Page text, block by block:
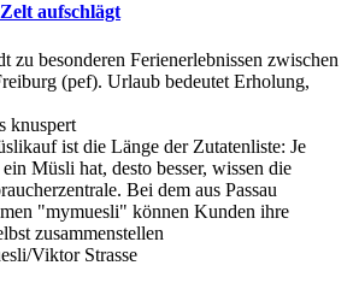
aufschlägt
zu besonderen Ferienerlebnissen zwischen
(pef). Urlaub bedeutet Erholung,
ist die Länge der Zutatenliste: Je
Müsli hat, desto besser, wissen die
Bei dem aus Passau
"mymuesli" können Kunden ihre
zusammenstellen
Viktor Strasse